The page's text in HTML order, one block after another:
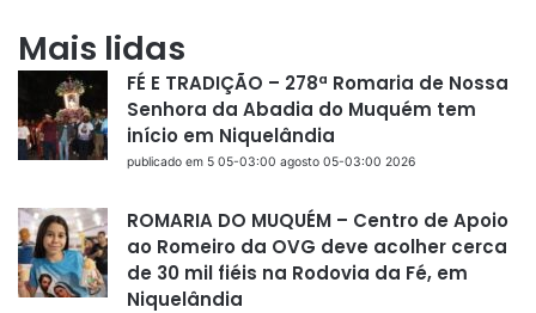
Mais lidas
FÉ E TRADIÇÃO – 278ª Romaria de Nossa
Senhora da Abadia do Muquém tem
início em Niquelândia
publicado em 5 05-03:00 agosto 05-03:00 2026
ROMARIA DO MUQUÉM – Centro de Apoio
ao Romeiro da OVG deve acolher cerca
de 30 mil fiéis na Rodovia da Fé, em
Niquelândia